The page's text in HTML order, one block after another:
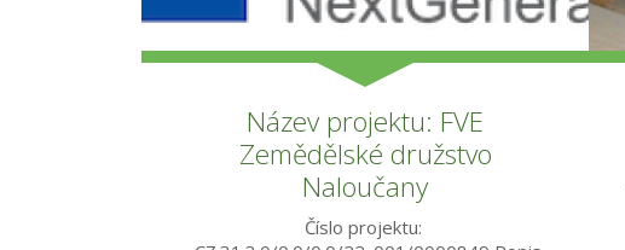
Název projektu: FVE
Zemědělské družstvo
Naloučany
Číslo projektu: